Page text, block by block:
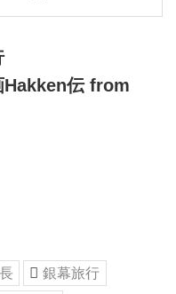
Hakken伝 from
銀幕旅行